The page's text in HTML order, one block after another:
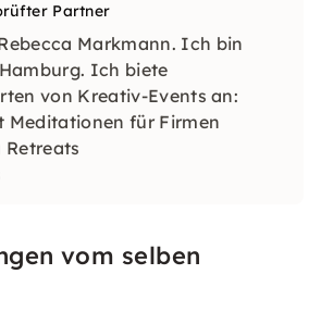
Partner
Markmann. Ich bin
Ich biete
von Kreativ-Events an:
Meditationen für Firmen
Retreats
vom selben